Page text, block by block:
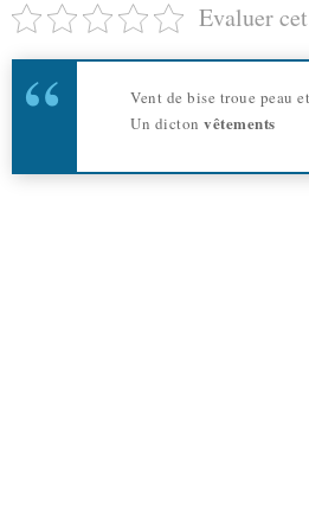
Evaluer
Vent de bise troue peau
Un dicton vêtements